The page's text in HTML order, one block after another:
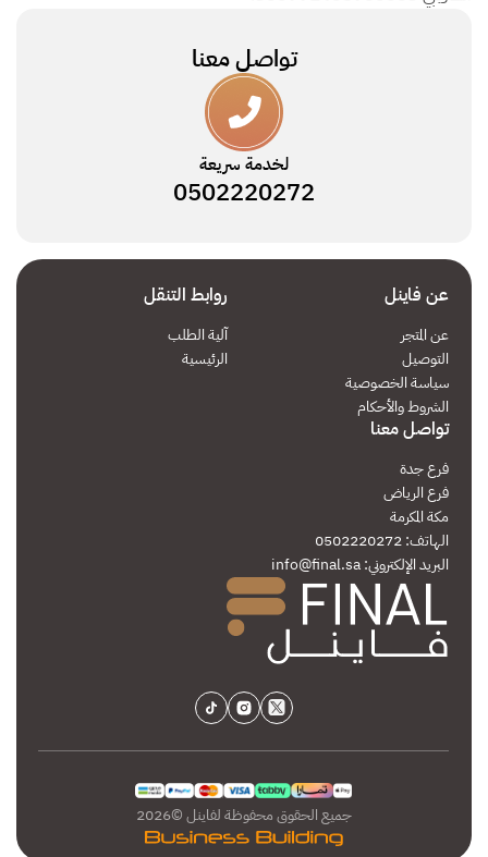
تواصل معنا
لخدمة سريعة
0502220272
عن فاينل
عن المتجر
التوصيل
سياسة الخصوصية
الشروط والأحكام
روابط التنقل
آلية الطلب
الرئيسية
تواصل معنا
فرع جدة
فرع الرياض
مكة المكرمة
الهاتف: 0502220272
البريد الإلكتروني:info@final.sa
جميع الحقوق محفوظة لفاينل ©2026